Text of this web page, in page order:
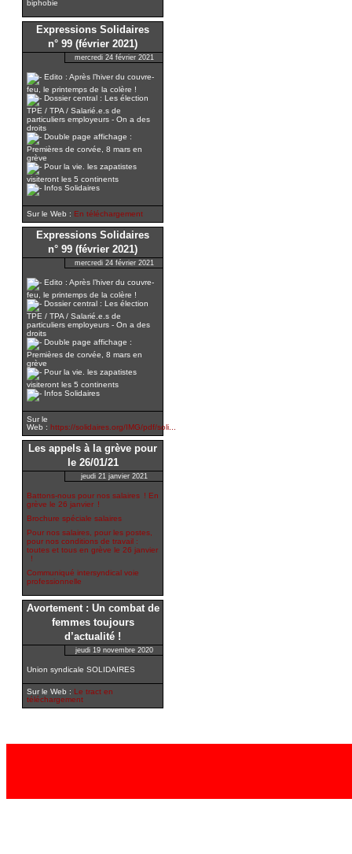
biphobie
Expressions Solidaires
n° 99 (février 2021)
mercredi 24 février 2021
Edito : Après l’hiver du couvre-
feu, le printemps de la colère !
Dossier central : Les élection
TPE / TPA / Salarié.e.s de
particuliers employeurs - On a des
droits
Double page affichage :
Premières de corvée, 8 mars en
grève
Pour la vie. les zapatistes
visiteront les 5 continents
Infos Solidaires
Sur le Web : En téléchargement
Expressions Solidaires
n° 99 (février 2021)
mercredi 24 février 2021
Edito : Après l’hiver du couvre-
feu, le printemps de la colère !
Dossier central : Les élection
TPE / TPA / Salarié.e.s de
particuliers employeurs - On a des
droits
Double page affichage :
Premières de corvée, 8 mars en
grève
Pour la vie. les zapatistes
visiteront les 5 continents
Infos Solidaires
Sur le
Web : https://solidaires.org/IMG/pdf/soli...
Les appels à la grève pour
le 26/01/21
jeudi 21 janvier 2021
Battons-nous pour nos salaires ! En
grève le 26 janvier !
Brochure spéciale salaires
Pour nos salaires, pour les postes,
pour nos conditions de travail :
toutes et tous en grève le 26 janvier
!
Communiqué intersyndical voie
professionnelle
Avortement : Un combat de
femmes toujours
d’actualité !
jeudi 19 novembre 2020
Union syndicale SOLIDAIRES
Sur le Web : Le tract en
téléchargement